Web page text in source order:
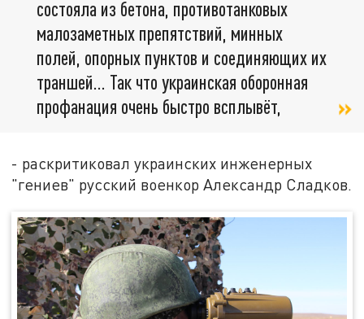
состояла из бетона, противотанковых
малозаметных препятствий, минных
полей, опорных пунктов и соединяющих их
траншей… Так что украинская оборонная
профанация очень быстро всплывёт,
- раскритиковал украинских инженерных
"гениев" русский военкор Александр Сладков.